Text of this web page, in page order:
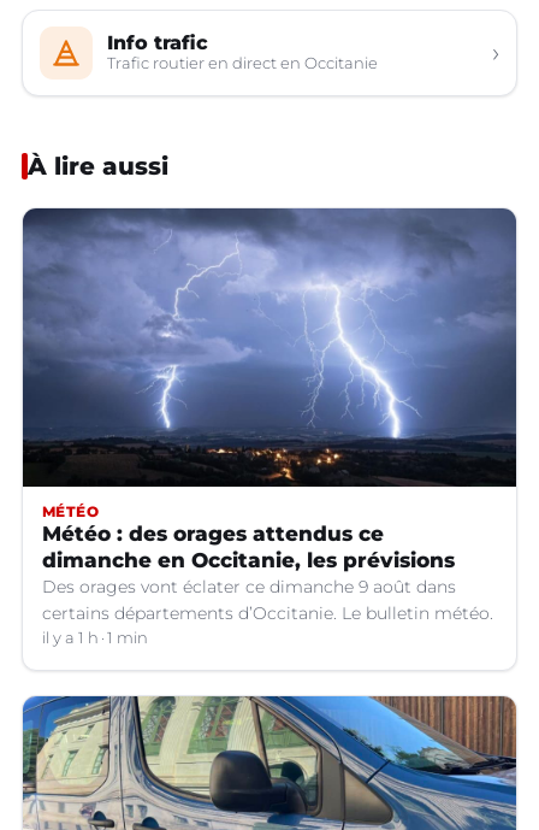
Info trafic
Trafic routier en direct en Occitanie ›
À lire aussi
MÉTÉO
Météo : des orages attendus ce
dimanche en Occitanie, les prévisions
Des orages vont éclater ce dimanche 9 août dans
certains départements d’Occitanie. Le bulletin météo.
il y a 1 h 1 min